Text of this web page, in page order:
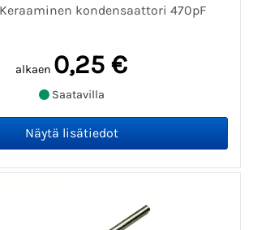
kondensaattori 470pF
alkaen 0,25 €
Saatavilla